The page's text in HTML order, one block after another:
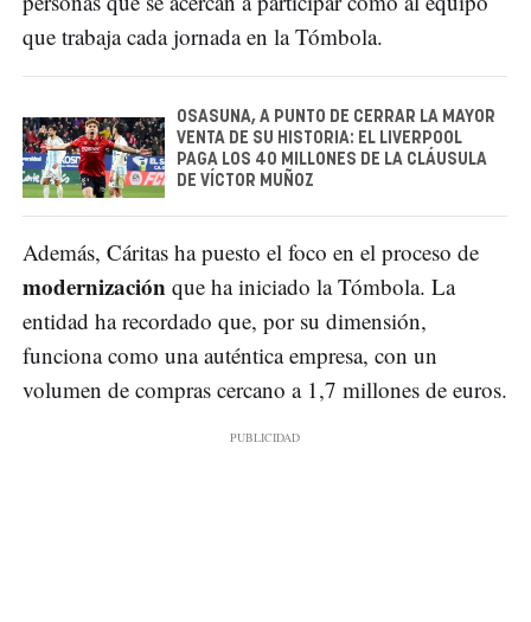
que trabaja cada jornada en la Tómbola.
OSASUNA, A PUNTO DE CERRAR LA MAYOR
VENTA DE SU HISTORIA: EL LIVERPOOL
PAGA LOS 40 MILLONES DE LA CLÁUSULA
DE VÍCTOR MUÑOZ
Además, Cáritas ha puesto el foco en el proceso de
modernización que ha iniciado la Tómbola. La
entidad ha recordado que, por su dimensión,
funciona como una auténtica empresa, con un
volumen de compras cercano a 1,7 millones de euros.